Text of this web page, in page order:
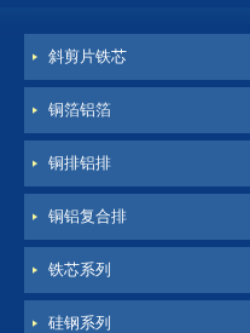
斜剪片铁芯
铜箔铝箔
铜排铝排
铜铝复合排
铁芯系列
硅钢系列